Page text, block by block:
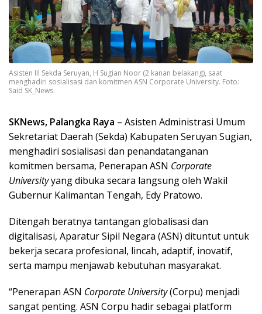
Asisten III Sekda Seruyan, H Sugian Noor (2 kanan belakang), saat
menghadiri sosialisasi dan komitmen ASN Corporate University. Foto:
Said SK_News.
SKNews, Palangka Raya – Asisten Administrasi Umum
Sekretariat Daerah (Sekda) Kabupaten Seruyan Sugian,
menghadiri sosialisasi dan penandatanganan
komitmen bersama, Penerapan ASN Corporate
Universityyang dibuka secara langsung oleh Wakil
Gubernur Kalimantan Tengah, Edy Pratowo.
Ditengah beratnya tantangan globalisasi dan
digitalisasi, Aparatur Sipil Negara (ASN) dituntut untuk
bekerja secara profesional, lincah, adaptif, inovatif,
serta mampu menjawab kebutuhan masyarakat.
“Penerapan ASN Corporate University(Corpu) menjadi
sangat penting. ASN Corpu hadir sebagai platform